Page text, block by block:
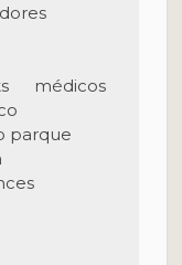
médicos
parque